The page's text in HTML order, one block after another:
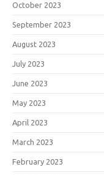
October 2023
September 2023
August 2023
July 2023
June 2023
May 2023
April 2023
March 2023
February 2023